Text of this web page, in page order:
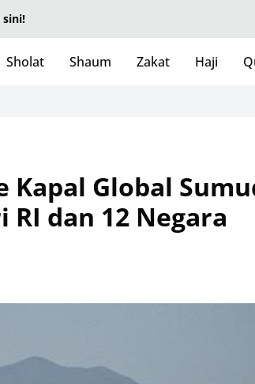
sini!
Sholat Shaum Zakat Haji
Kapal Global
RI dan 12 Negara